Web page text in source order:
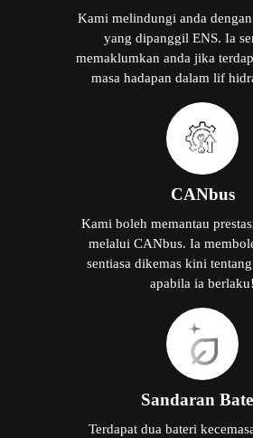
Kami melindungi anda
yang dipanggil ENS. Ia
memaklumkan anda jika
masa hadapan dalam lif
CANbus
Kami boleh memantau
melalui CANbus. Ia
sentiasa dikemas kini
apabila ia berlaku!
Sandaran
Terdapat dua bateri